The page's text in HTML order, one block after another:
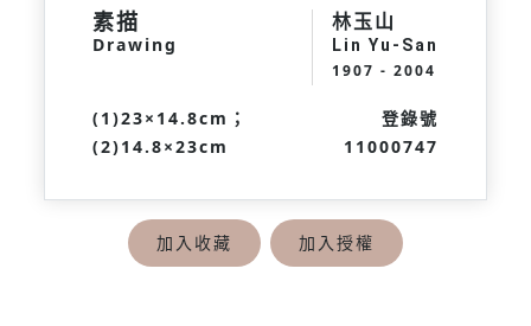
素描
Drawing
林玉山
Lin Yu-San
1907 - 2004
(1)23×14.8cm；
(2)14.8×23cm
登錄號
11000747
加入收藏 加入授權